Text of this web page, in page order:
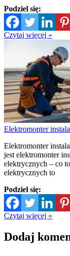
Podziel się:
Czytaj więcej »
Elektromonter
Elektromonter
jest elektromonter
elektrycznych – co
elektrycznych to
Podziel się:
Czytaj więcej »
Dodaj